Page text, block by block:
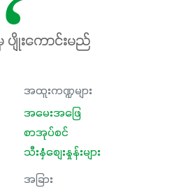
ကြီးထွားအောင် ဖန်းလင့်ရဲ့ #စ
ပျိုးကောင်းမည်
အထူးကဏ္ဍများ
အမေးအဖြေ
စာအုပ်စင်
သီးနှံစျေးနှုန်းများ
အခြား